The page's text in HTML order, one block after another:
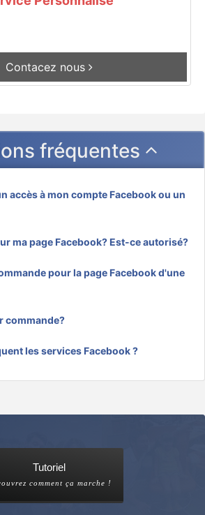
Contacez nous
fréquentes
accès à mon compte Facebook ou un
ma page Facebook? Est-ce autorisé?
pour la page Facebook d'une
commande?
les services Facebook ?
Tutoriel
comment ça marche !